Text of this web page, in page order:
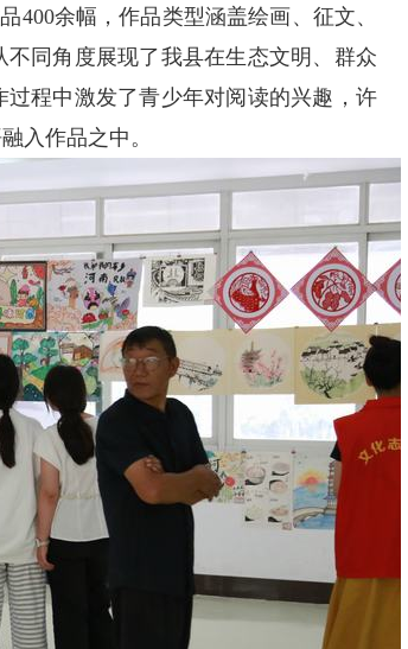
余幅，作品类型涵盖绘画、征文、
同角度展现了我县在生态文明、群众
程中激发了青少年对阅读的兴趣，许
入作品之中。